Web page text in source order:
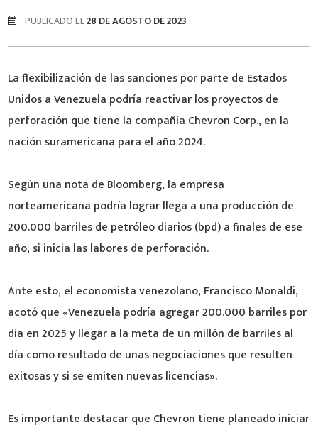
PUBLICADO EL28 DE AGOSTO DE 2023
La flexibilización de las sanciones por parte de Estados
Unidos a Venezuela podría reactivar los proyectos de
perforación que tiene la compañía Chevron Corp., en la
nación suramericana para el año 2024.
Según una nota de Bloomberg, la empresa
norteamericana podría lograr llega a una producción de
200.000 barriles de petróleo diarios (bpd) a finales de ese
año, si inicia las labores de perforación.
Ante esto, el economista venezolano, Francisco Monaldi,
acotó que «Venezuela podría agregar 200.000 barriles por
día en 2025 y llegar a la meta de un millón de barriles al
día como resultado de unas negociaciones que resulten
exitosas y si se emiten nuevas licencias».
Es importante destacar que Chevron tiene planeado iniciar